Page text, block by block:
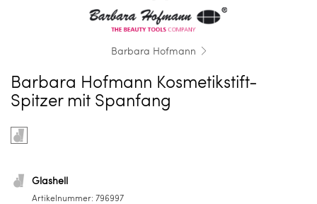
Barbara Hofmann
Barbara Hofmann Kosmetikstift-
Spitzer mit Spanfang
Farbe
auswählen
Product
options
GlashellGlashell
Artikelnummer: 796997